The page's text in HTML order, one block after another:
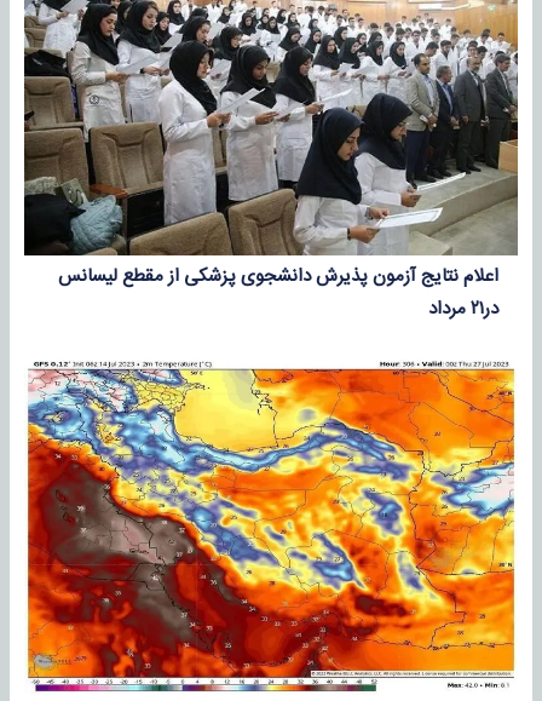
اعلام نتایج آزمون پذیرش دانشجوی پزشکی از مقطع لیسانس
در۲۱ مرداد